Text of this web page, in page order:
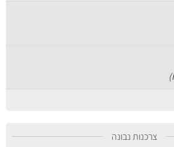
צרכנות נבונה